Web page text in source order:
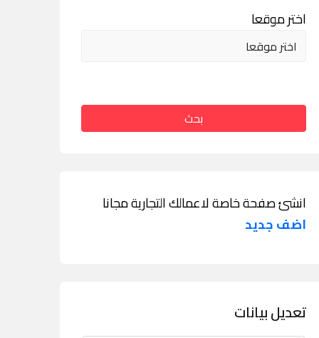
اختر موقعا
بحث
انشئ صفحة خاصة لاعمالك التجارية مجانا
اضف جديد
تعديل بيانات